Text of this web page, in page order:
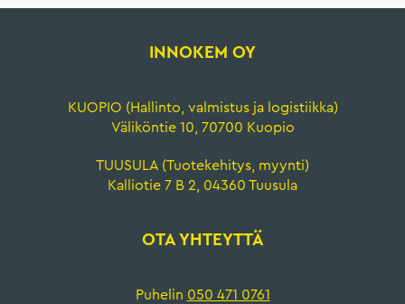
INNOKEM OY
KUOPIO (Hallinto, valmistus ja logistiikka)
Väliköntie 10, 70700 Kuopio
TUUSULA (Tuotekehitys, myynti)
Kalliotie 7 B 2, 04360 Tuusula
OTA YHTEYTTÄ
Puhelin 050 471 0761